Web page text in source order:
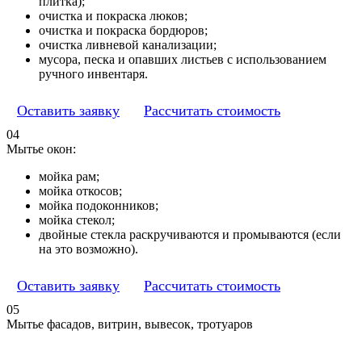
очистка и покраска люков;
очистка и покраска бордюров;
очистка ливневой канализации;
мусора, песка и опавших листьев с использованием
ручного инвентаря.
Оставить заявку Рассчитать стоимость
04
Мытье окон:
мойка рам;
мойка откосов;
мойка подоконников;
мойка стекол;
двойные стекла раскручиваются и промываются (если
на это возможно).
Оставить заявку Рассчитать стоимость
05
Мытье фасадов, витрин, вывесок, тротуаров